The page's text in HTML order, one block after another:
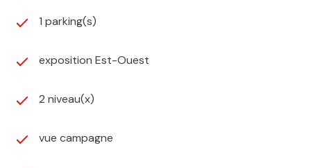
1 parking(s)
exposition Est-Ouest
2 niveau(x)
vue campagne